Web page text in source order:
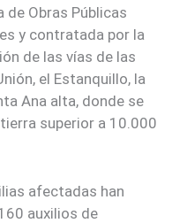
de Obras Públicas
y contratada por la
de las vías de las
el Estanquillo, la
Ana alta, donde se
superior a 10.000
afectadas han
auxilios de